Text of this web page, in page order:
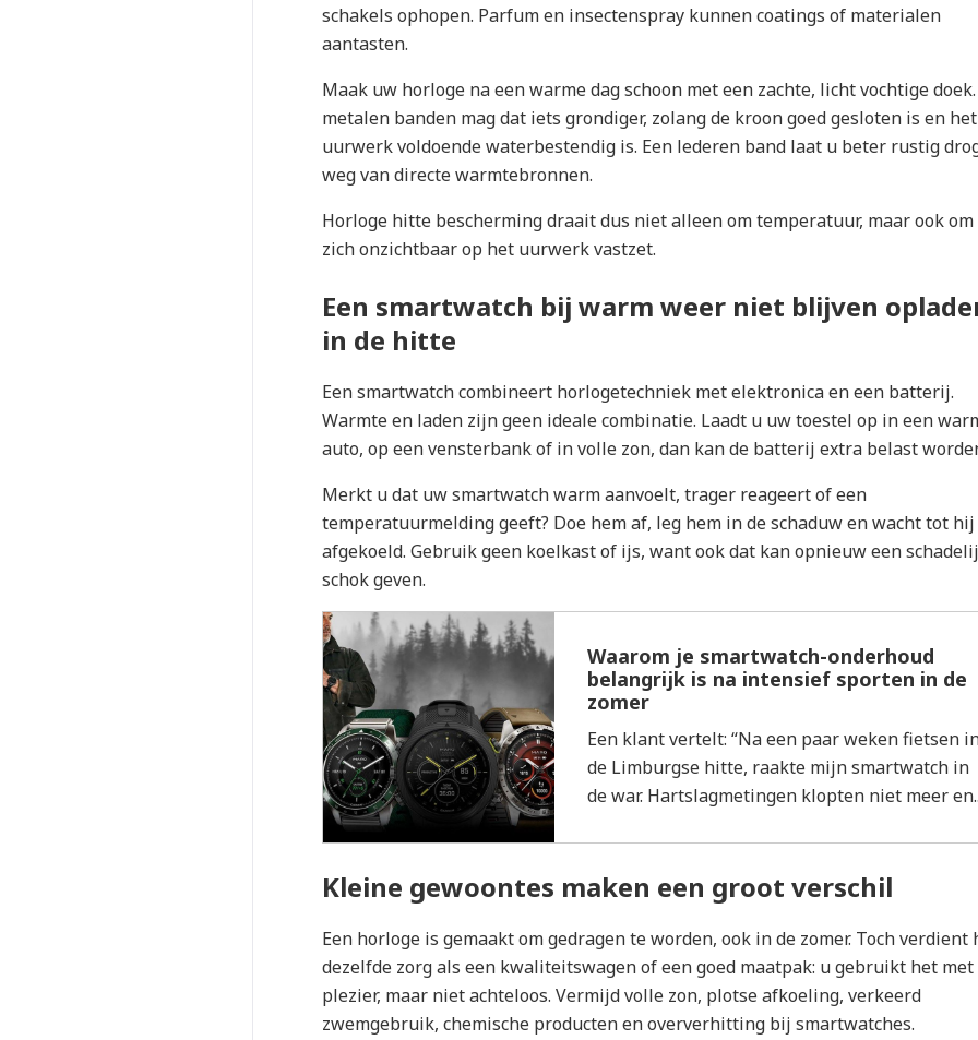
schakels ophopen. Parfum en insectenspray kunnen coatings of materialen
aantasten.
Maak uw horloge na een warme dag schoon met een zachte, licht vochtige
metalen banden mag dat iets grondiger, zolang de kroon goed gesloten is en het
uurwerk voldoende waterbestendig is. Een lederen band laat u beter rustig
weg van directe warmtebronnen.
Horloge hitte bescherming draait dus niet alleen om temperatuur, maar ook
zich onzichtbaar op het uurwerk vastzet.
Een smartwatch bij warm weer niet blijven
in de hitte
Een smartwatch combineert horlogetechniek met elektronica en een batterij.
Warmte en laden zijn geen ideale combinatie. Laadt u uw toestel op in een
auto, op een vensterbank of in volle zon, dan kan de batterij extra belast
Merkt u dat uw smartwatch warm aanvoelt, trager reageert of een
temperatuurmelding geeft? Doe hem af, leg hem in de schaduw en wacht tot hij
afgekoeld. Gebruik geen koelkast of ijs, want ook dat kan opnieuw een
schok geven.
Waarom je smartwatch-onderhoud
belangrijk is na intensief sporten in de
zomer
Een klant vertelt: “Na een paar weken fietsen
de Limburgse hitte, raakte mijn smartwatch in
de war. Hartslagmetingen klopten niet meer
Kleine gewoontes maken een groot verschil
Een horloge is gemaakt om gedragen te worden, ook in de zomer. Toch verdient
dezelfde zorg als een kwaliteitswagen of een goed maatpak: u gebruikt het met
plezier, maar niet achteloos. Vermijd volle zon, plotse afkoeling, verkeerd
zwemgebruik, chemische producten en oververhitting bij smartwatches.